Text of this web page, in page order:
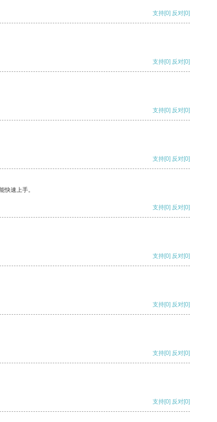
支持[0] 反对[0]
支持[0] 反对[0]
支持[0] 反对[0]
支持[0] 反对[0]
快速上手。
支持[0] 反对[0]
支持[0] 反对[0]
支持[0] 反对[0]
支持[0] 反对[0]
支持[0] 反对[0]